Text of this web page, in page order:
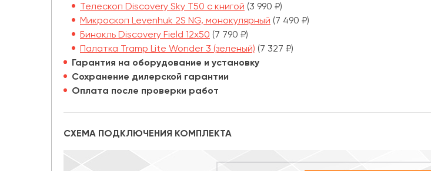
Телескоп Discovery Sky T50 с книгой (3 990 ₽)
Микроскоп Levenhuk 2S NG, монокулярный (7 490 ₽)
Бинокль Discovery Field 12x50 (7 790 ₽)
Палатка Tramp Lite Wonder 3 (зеленый) (7 327 ₽)
Гарантия на оборудование и установку
Сохранение дилерской гарантии
Оплата после проверки работ
СХЕМА ПОДКЛЮЧЕНИЯ КОМПЛЕКТА